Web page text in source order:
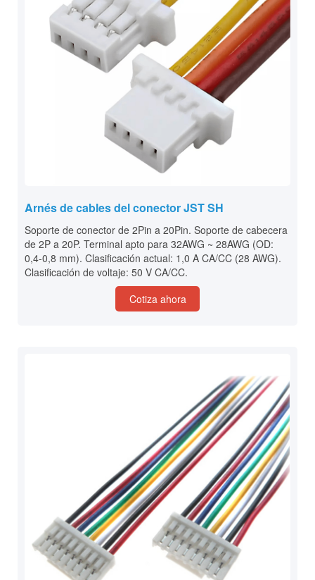
Arnés de cables del conector JST SH
Soporte de conector de 2Pin a 20Pin. Soporte de cabecera
de 2P a 20P. Terminal apto para 32AWG ~ 28AWG (OD:
0,4-0,8 mm). Clasificación actual: 1,0 A CA/CC (28 AWG).
Clasificación de voltaje: 50 V CA/CC.
Cotiza ahora